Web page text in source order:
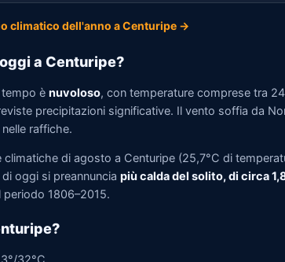
climatico dell'anno a Centuripe →
a Centuripe?
tempo è nuvoloso, con temperature comprese tra
precipitazioni significative. Il vento soffia da
raffiche.
climatiche di agosto a Centuripe (25,7°C di
oggi si preannuncia più calda del solito, di circa
periodo 1806–2015.